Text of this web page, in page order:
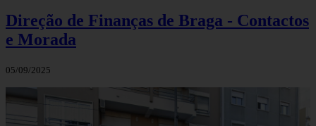
Direção de Finanças de Braga - Contactos
e Morada
05/09/2025